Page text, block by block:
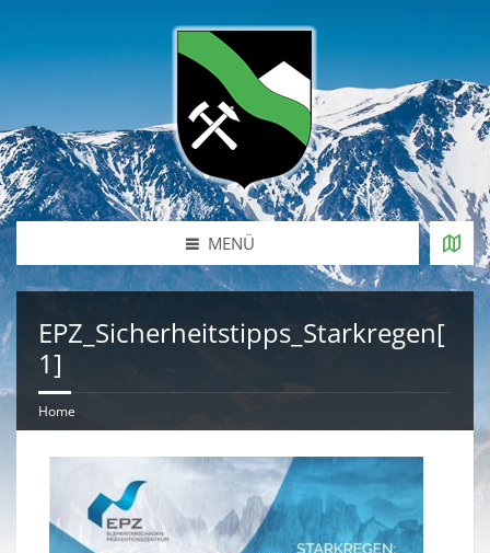
MENÜ
EPZ_Sicherheitstipps_Starkregen[
1]
Home